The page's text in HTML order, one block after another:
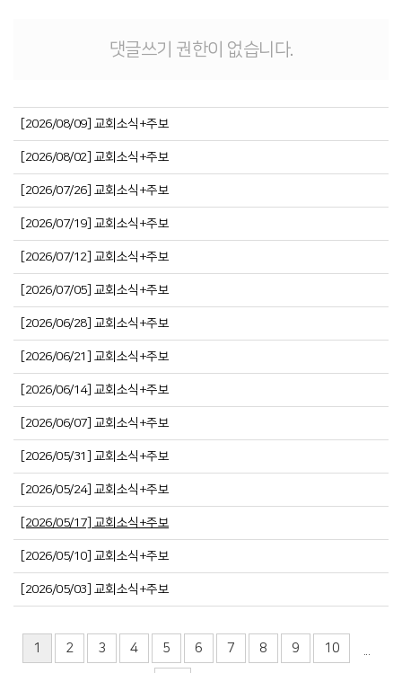
댓글쓰기 권한이 없습니다.
[2026/08/09] 교회소식+주보
[2026/08/02] 교회소식+주보
[2026/07/26] 교회소식+주보
[2026/07/19] 교회소식+주보
[2026/07/12] 교회소식+주보
[2026/07/05] 교회소식+주보
[2026/06/28] 교회소식+주보
[2026/06/21] 교회소식+주보
[2026/06/14] 교회소식+주보
[2026/06/07] 교회소식+주보
[2026/05/31] 교회소식+주보
[2026/05/24] 교회소식+주보
[2026/05/17] 교회소식+주보
[2026/05/10] 교회소식+주보
[2026/05/03] 교회소식+주보
1 2 3 4 5 6 7 8 9 10